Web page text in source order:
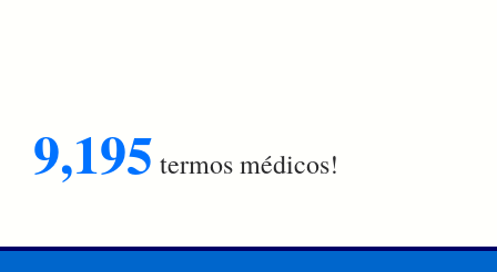
9,195 termos médicos!